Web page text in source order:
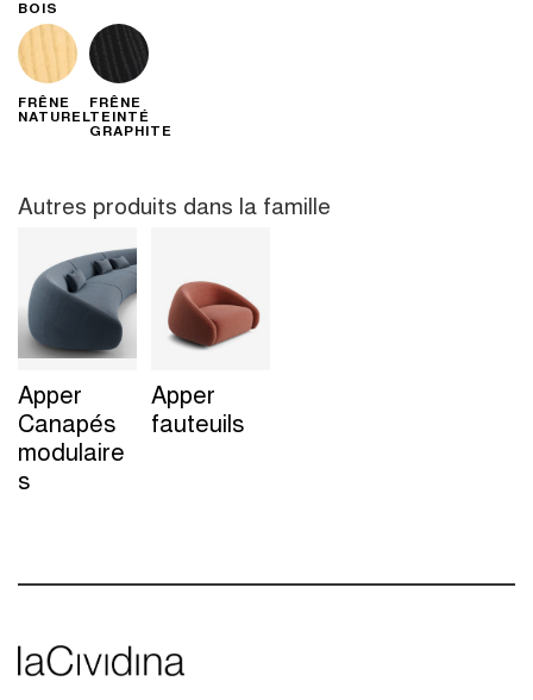
BOIS
FRÊNE
NATUREL
FRÊNE
TEINTÉ
GRAPHITE
Autres produits dans la famille
Apper
Canapés
modulaire
s
Apper
fauteuils